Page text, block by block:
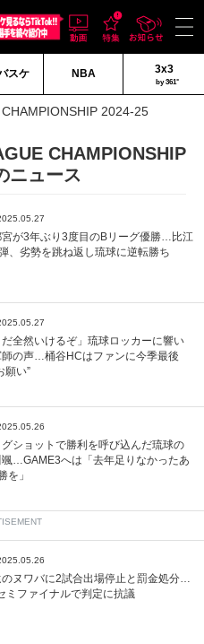
スケ NBA 3x3
by 361°
2024-25
CHAMPIONSHIP
ニュース
宮が3年ぶり3度目のBリーグ優勝…比江
、劣勢を跳ね返し琉球に逆転勝ち
だ全然いけるぞ」琉球ロッカーに響い
師の声…桶谷HCはファンに今季最後
願い”
グショットで勝利を呼び込んだ琉球の
颯…GAME3へは「去年足りなかったあ
を」
のヌワバに2試合出場停止と罰金処分…
ミファイナルで判定に抗議